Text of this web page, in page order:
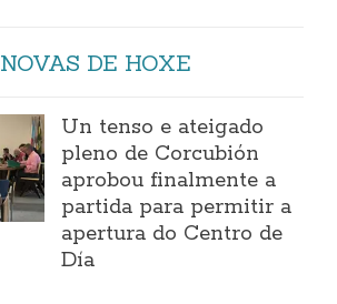
NOVAS DE HOXE
Un tenso e ateigado
pleno de Corcubión
aprobou finalmente a
partida para permitir a
apertura do Centro de
Día